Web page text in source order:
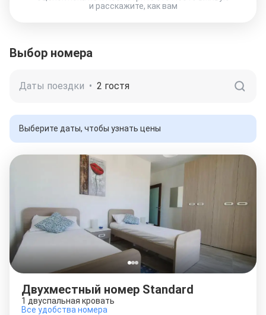
и расскажите, как вам
Выбор номера
Даты поездки • 2 гостя
Выберите даты, чтобы узнать цены
Двухместный номер Standard
1 двуспальная кровать
Все удобства номера